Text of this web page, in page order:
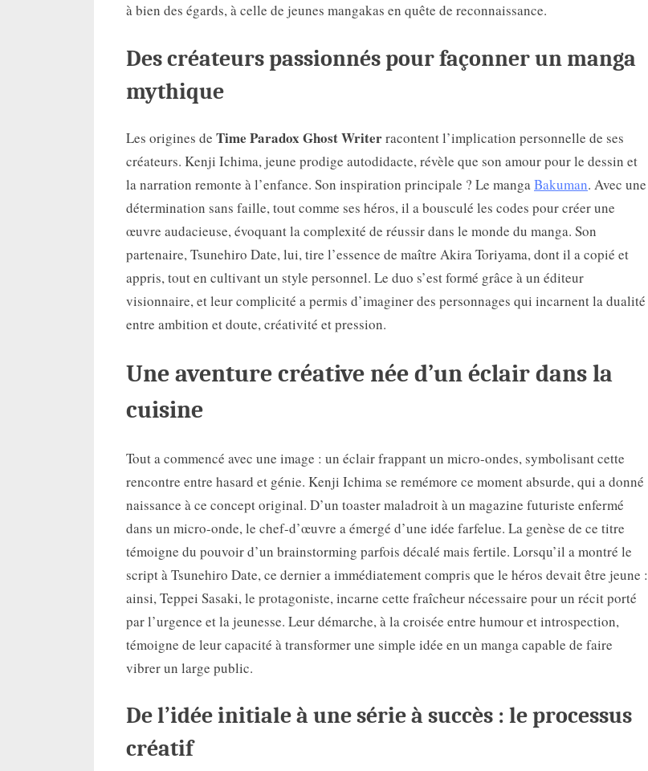
à bien des égards, à celle de jeunes mangakas en quête de reconnaissance.
Des créateurs passionnés pour façonner un manga
mythique
Les origines de Time Paradox Ghost Writerracontent l’implication personnelle de ses
créateurs. Kenji Ichima, jeune prodige autodidacte, révèle que son amour pour le dessin et
la narration remonte à l’enfance. Son inspiration principale ? Le mangaBakuman. Avec une
détermination sans faille, tout comme ses héros, il a bousculé les codes pour créer une
œuvre audacieuse, évoquant la complexité de réussir dans le monde du manga. Son
partenaire, Tsunehiro Date, lui, tire l’essence de maître Akira Toriyama, dont il a copié et
appris, tout en cultivant un style personnel. Le duo s’est formé grâce à un éditeur
visionnaire, et leur complicité a permis d’imaginer des personnages qui incarnent la dualité
entre ambition et doute, créativité et pression.
Une aventure créative née d’un éclair dans la
cuisine
Tout a commencé avec une image : un éclair frappant un micro-ondes, symbolisant cette
rencontre entre hasard et génie. Kenji Ichima se remémore ce moment absurde, qui a donné
naissance à ce concept original. D’un toaster maladroit à un magazine futuriste enfermé
dans un micro-onde, le chef-d’œuvre a émergé d’une idée farfelue. La genèse de ce titre
témoigne du pouvoir d’un brainstorming parfois décalé mais fertile. Lorsqu’il a montré le
script à Tsunehiro Date, ce dernier a immédiatement compris que le héros devait être jeune :
ainsi, Teppei Sasaki, le protagoniste, incarne cette fraîcheur nécessaire pour un récit porté
par l’urgence et la jeunesse. Leur démarche, à la croisée entre humour et introspection,
témoigne de leur capacité à transformer une simple idée en un manga capable de faire
vibrer un large public.
De l’idée initiale à une série à succès : le processus
créatif